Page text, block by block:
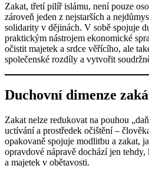
Zakat, třetí pilíř islámu, není pouze
zároveň jeden z nejstarších a
solidarity v dějinách. V sobě spojuje
praktickým nástrojem ekonomické
očistit majetek a srdce věřícího, ale
společenské rozdíly a vytvořit
Duchovní dimenze
Zakat nelze redukovat na pouhou
uctívání a prostředek očištění –
opakovaně spojuje modlitbu a zakat,
opravdové nápravě dochází jen
a majetek v obětavosti.